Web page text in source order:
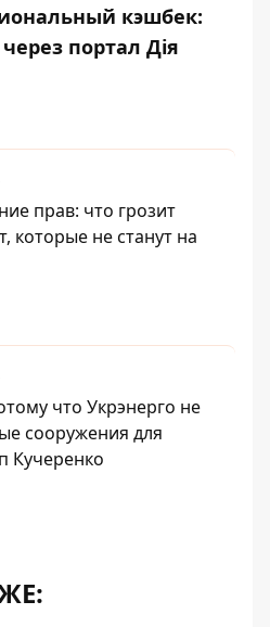
кэшбек:
портал Дія
прав: что грозит
которые не станут на
что Укрэнерго не
сооружения для
Кучеренко